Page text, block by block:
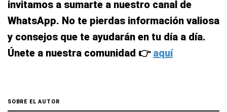
invitamos a sumarte a nuestro canal de
WhatsApp. No te pierdas información valiosa
y consejos que te ayudarán en tu día a día.
Únete a nuestra comunidad 👉 aquí
SOBRE EL AUTOR